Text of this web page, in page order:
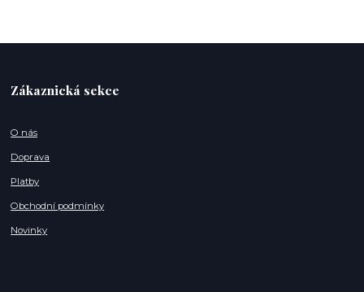
Zákaznická sekce
O nás
Doprava
Platby
Obchodní podmínky
Novinky